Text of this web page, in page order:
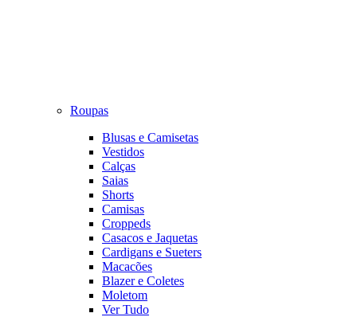
Roupas
Blusas e Camisetas
Vestidos
Calças
Saias
Shorts
Camisas
Croppeds
Casacos e Jaquetas
Cardigans e Sueters
Macacões
Blazer e Coletes
Moletom
Ver Tudo